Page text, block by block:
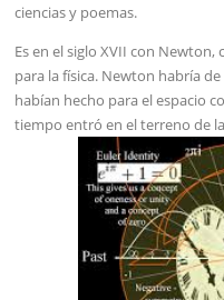
ciencias y poemas.
Es en el siglo XVII con
para la física. Newton habría
habían hecho para el espacio
tiempo entró en el terreno de